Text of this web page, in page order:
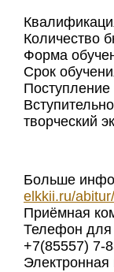
Количество
Форма
Срок
Поступление
творческий
Больше
elkkii.ru/
Приёмная
Телефон для
+7(85557) 7-
Электронная